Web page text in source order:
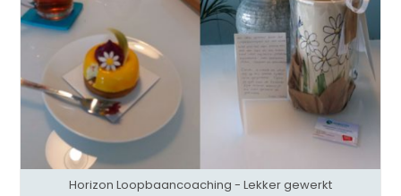
Horizon Loopbaancoaching - Lekker gewerkt